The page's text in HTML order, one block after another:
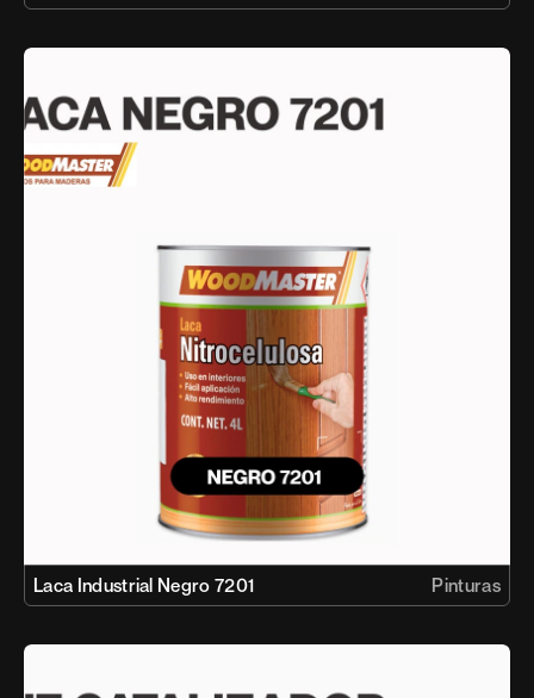
Laca Industrial Negro 7201 Pinturas